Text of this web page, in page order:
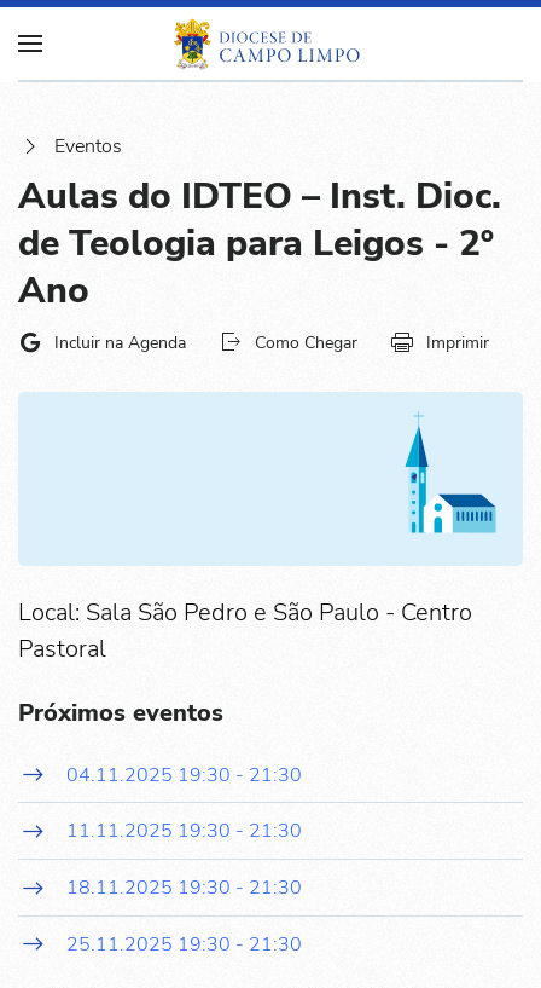
Eventos
Aulas do IDTEO – Inst. Dioc.
de Teologia para Leigos - 2º
Ano
Incluir na Agenda Como Chegar Imprimir
Local: Sala São Pedro e São Paulo - Centro
Pastoral
Próximos eventos
04.11.2025 19:30 - 21:30
11.11.2025 19:30 - 21:30
18.11.2025 19:30 - 21:30
25.11.2025 19:30 - 21:30